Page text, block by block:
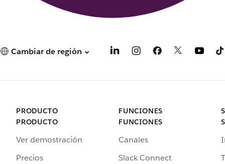
Cambiar de región
PRODUCTO
PRODUCTO
Ver demostración
Precios
FUNCIONES
FUNCIONES
Canales
Slack Connect